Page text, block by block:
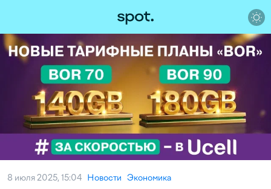
8 июля 2025, 15:04 Новости Экономика